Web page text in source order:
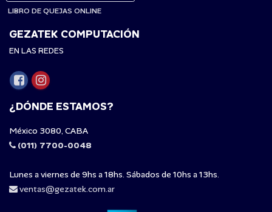
LIBRO DE QUEJAS ONLINE
GEZATEK COMPUTACIÓN
EN LAS REDES
¿DÓNDE ESTAMOS?
México 3080, CABA
(011) 7700-0048
Lunes a viernes de 9hs a 18hs. Sábados de 10hs a 13hs.
ventas@gezatek.com.ar